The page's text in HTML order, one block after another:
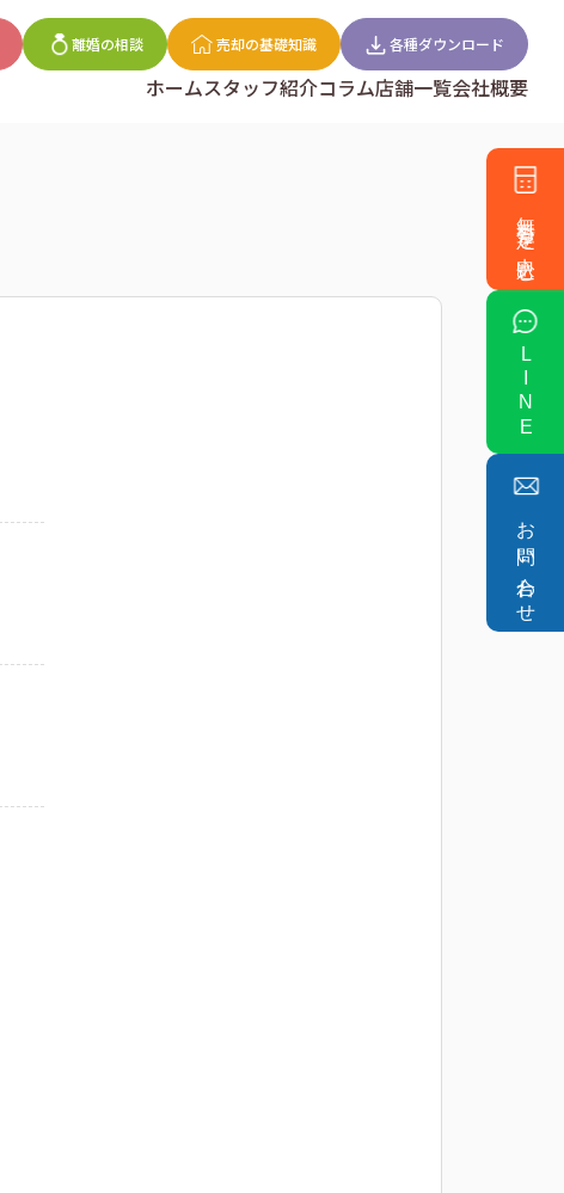
離婚の相談 売却の基礎知識 各種ダウンロード
ホームスタッフ紹介コラム店舗一覧会社概要
無料査定を申込む
LINE
お問い合わせ